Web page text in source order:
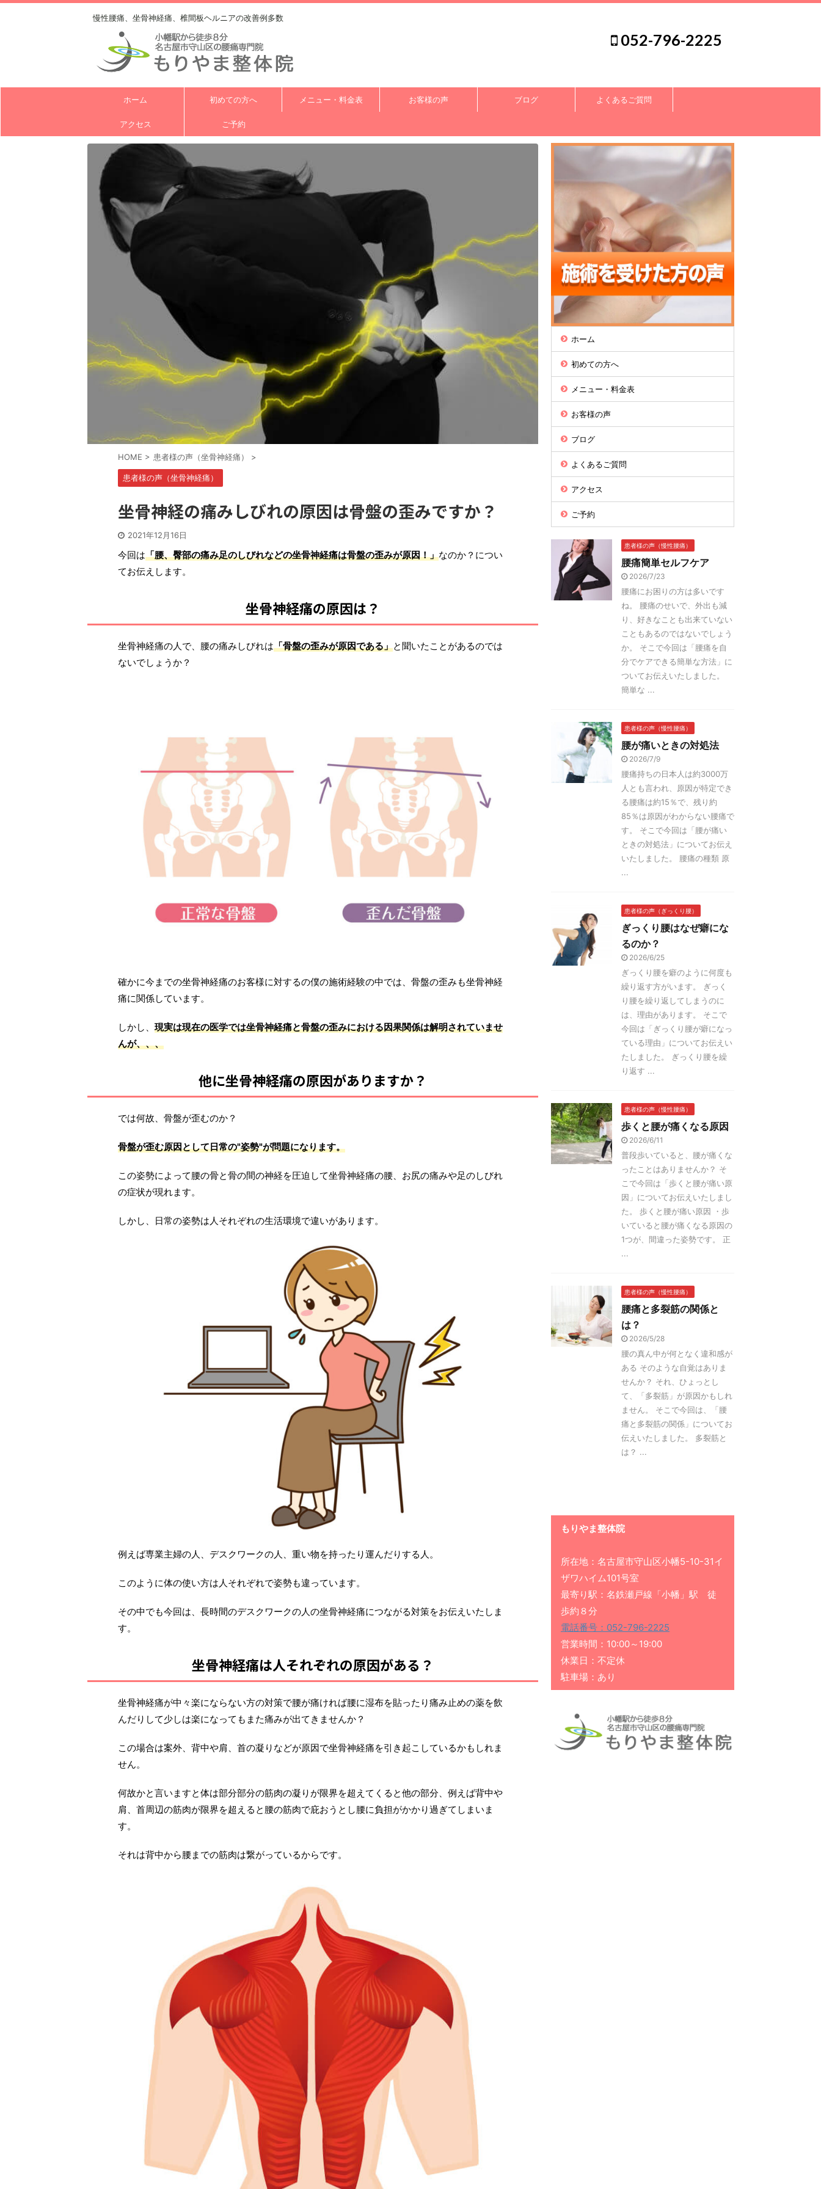
慢性腰痛、坐骨神経痛、椎間板ヘルニアの改善例多数
052-796-2225
ホーム 初めての方へ メニュー・料金表 お客様の声 ブログ よくあるご質問
アクセス ご予約
HOME > 患者様の声（坐骨神経痛） >
患者様の声（坐骨神経痛）
坐骨神経の痛みしびれの原因は骨盤の歪みですか？
2021年12月16日
今回は「腰、臀部の痛み足のしびれなどの坐骨神経痛は骨盤の歪みが原因！」なのか？につい
てお伝えします。
坐骨神経痛の原因は？
坐骨神経痛の人で、腰の痛みしびれは「骨盤の歪みが原因である」と聞いたことがあるのでは
ないでしょうか？
確かに今までの坐骨神経痛のお客様に対するの僕の施術経験の中では、骨盤の歪みも坐骨神経
痛に関係しています。
しかし、 現実は現在の医学では坐骨神経痛と骨盤の歪みにおける因果関係は解明されていませ
んが、、、
他に坐骨神経痛の原因がありますか？
では何故、骨盤が歪むのか？
骨盤が歪む原因として日常の"姿勢"が問題になります。
この姿勢によって腰の骨と骨の間の神経を圧迫して坐骨神経痛の腰、お尻の痛みや足のしびれ
の症状が現れます。
しかし、日常の姿勢は人それぞれの生活環境で違いがあります。
例えば専業主婦の人、デスクワークの人、重い物を持ったり運んだりする人。
このように体の使い方は人それぞれで姿勢も違っています。
その中でも今回は、長時間のデスクワークの人の坐骨神経痛につながる対策をお伝えいたしま
す。
坐骨神経痛は人それぞれの原因がある？
坐骨神経痛が中々楽にならない方の対策で腰が痛ければ腰に湿布を貼ったり痛み止めの薬を飲
んだりして少しは楽になってもまた痛みが出てきませんか？
この場合は案外、背中や肩、首の凝りなどが原因で坐骨神経痛を引き起こしているかもしれま
せん。
何故かと言いますと体は部分部分の筋肉の凝りが限界を超えてくると他の部分、例えば背中や
肩、首周辺の筋肉が限界を超えると腰の筋肉で庇おうとし腰に負担がかかり過ぎてしまいま
す。
それは背中から腰までの筋肉は繋がっているからです。
ホーム
初めての方へ
メニュー・料金表
お客様の声
ブログ
よくあるご質問
アクセス
ご予約
患者様の声（慢性腰痛）
腰痛簡単セルフケア
2026/7/23
腰痛にお困りの方は多いです
ね。 腰痛のせいで、外出も減
り、好きなことも出来ていない
こともあるのではないでしょう
か。 そこで今回は「腰痛を自
分でケアできる簡単な方法」に
ついてお伝えいたしました。
簡単な ...
患者様の声（慢性腰痛）
腰が痛いときの対処法
2026/7/9
腰痛持ちの日本人は約3000万
人とも言われ、原因が特定でき
る腰痛は約15％で、残り約
85％は原因がわからない腰痛で
す。 そこで今回は「腰が痛い
ときの対処法」についてお伝え
いたしました。 腰痛の種類 原
...
患者様の声（ぎっくり腰）
ぎっくり腰はなぜ癖にな
るのか？
2026/6/25
ぎっくり腰を癖のように何度も
繰り返す方がいます。 ぎっく
り腰を繰り返してしまうのに
は、理由があります。 そこで
今回は「ぎっくり腰が癖になっ
ている理由」についてお伝えい
たしました。 ぎっくり腰を繰
り返す ...
患者様の声（慢性腰痛）
歩くと腰が痛くなる原因
2026/6/11
普段歩いていると、腰が痛くな
ったことはありませんか？ そ
こで今回は「歩くと腰が痛い原
因」についてお伝えいたしまし
た。 歩くと腰が痛い原因 ・歩
いていると腰が痛くなる原因の
1つが、間違った姿勢です。 正
...
患者様の声（慢性腰痛）
腰痛と多裂筋の関係と
は？
2026/5/28
腰の真ん中が何となく違和感が
ある そのような自覚はありま
せんか？ それ、ひょっとし
て、「多裂筋」が原因かもしれ
ません。 そこで今回は、「腰
痛と多裂筋の関係」についてお
伝えいたしました。 多裂筋と
は？ ...
もりやま整体院
所在地：名古屋市守山区小幡5-10-31イ
ザワハイム101号室
最寄り駅：名鉄瀬戸線「小幡」駅 徒
歩約８分
電話番号：052-796-2225
営業時間：10:00～19:00
休業日：不定休
駐車場：あり